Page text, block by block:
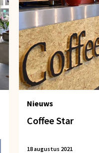
Nieuws
Coffee Star
18 augustus 2021